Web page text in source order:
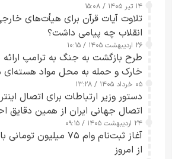
۱۴ تیر ۱۴۰۵ / ۱۵:۰۸
تلاوت آیات قرآن برای هیأت‌های
انقلاب چه پیامی داشت؟
۲۶ اردیبهشت ۱۴۰۵ / ۱۰:۱۵
طرح‌ بازگشت به جنگ به ترامپ
خارک و حمله به محل مواد
۰۵ خرداد ۱۴۰۵ / ۱۳:۲۸
دستور وزیر ارتباطات برای اتصال
اتصال جهانی ایران از همین دقایق
کامل مردم تا ۲۴ ساعت آینده
۲۴ اردیبهشت ۱۴۰۵ / ۰۹:۱۵
آغاز ثبت‌نام وام ۷۵
از امروز